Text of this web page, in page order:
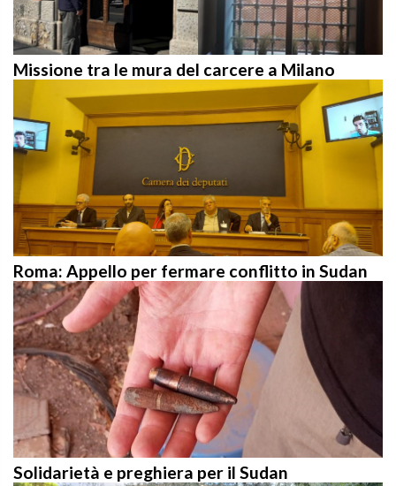
Missione tra le mura del carcere a Milano
Roma: Appello per fermare conflitto in Sudan
Solidarietà e preghiera per il Sudan